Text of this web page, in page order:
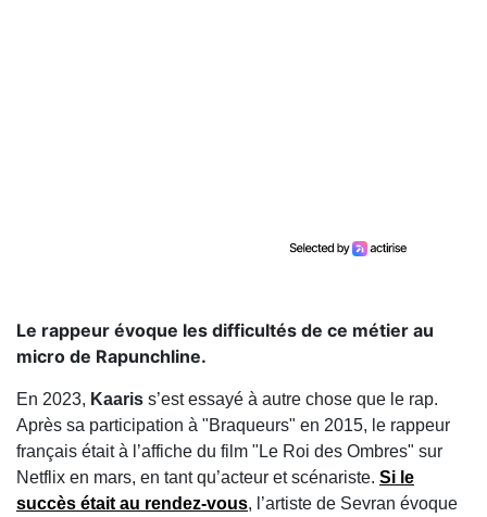
Le rappeur évoque les difficultés de ce métier au
micro de Rapunchline.
En 2023, Kaaris s’est essayé à autre chose que le rap.
Après sa participation à "Braqueurs" en 2015, le rappeur
français était à l’affiche du film "Le Roi des Ombres" sur
Netflix en mars, en tant qu’acteur et scénariste. Si le
succès était au rendez-vous, l’artiste de Sevran évoque